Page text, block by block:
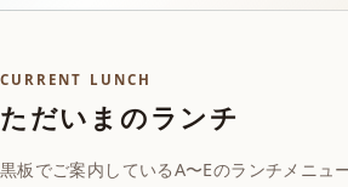
CURRENT LUNCH
ただいまのランチ
黒板でご案内しているA〜Eのランチメニュ